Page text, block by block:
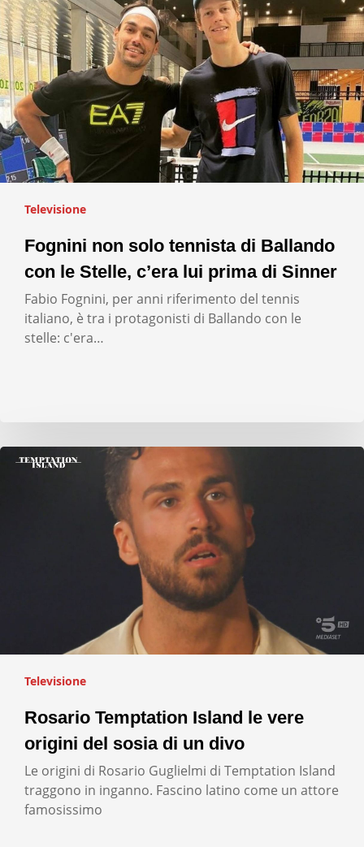
Televisione
Fognini non solo tennista di Ballando
con le Stelle, c’era lui prima di Sinner
Fabio Fognini, per anni riferimento del tennis
italiano, è tra i protagonisti di Ballando con le
stelle: c'era…
Televisione
Rosario Temptation Island le vere
origini del sosia di un divo
Le origini di Rosario Guglielmi di Temptation Island
traggono in inganno. Fascino latino come un attore
famosissimo